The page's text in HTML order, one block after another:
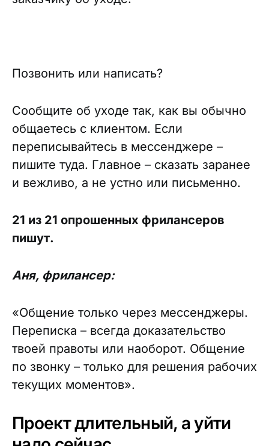
Позвонить или написать?
Сообщите об уходе так, как вы обычно
общаетесь с клиентом. Если
переписывайтесь в мессенджере –
пишите туда. Главное – сказать заранее
и вежливо, а не устно или письменно.
21 из 21 опрошенных фрилансеров
пишут.
Аня, фрилансер:
«Общение только через мессенджеры.
Переписка – всегда доказательство
твоей правоты или наоборот. Общение
по звонку – только для решения рабочих
текущих моментов».
Проект длительный, а уйти